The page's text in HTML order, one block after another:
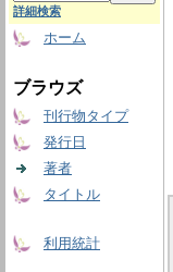
詳細検索
ホーム
ブラウズ
刊行物タイプ
発行日
著者
タイトル
利用統計